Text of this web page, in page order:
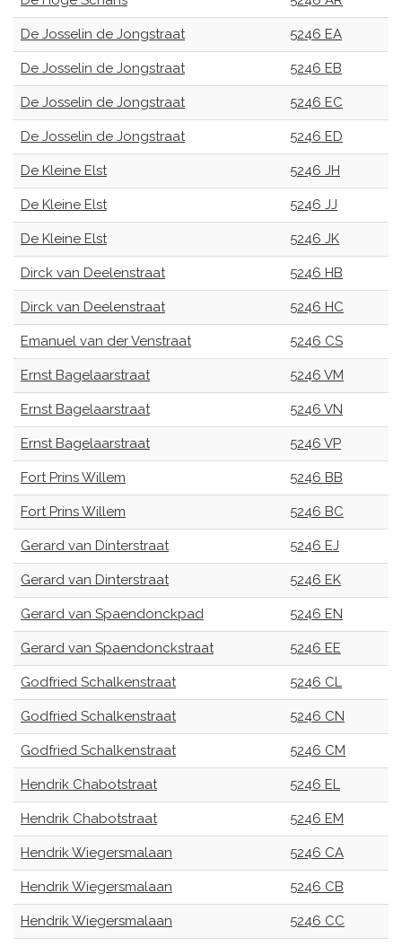
De Josselin de Jongstraat 5246 EA
De Josselin de Jongstraat 5246 EB
De Josselin de Jongstraat 5246 EC
De Josselin de Jongstraat 5246 ED
De Kleine Elst 5246 JH
De Kleine Elst 5246 JJ
De Kleine Elst 5246 JK
Dirck van Deelenstraat 5246 HB
Dirck van Deelenstraat 5246 HC
Emanuel van der Venstraat 5246 CS
Ernst Bagelaarstraat 5246 VM
Ernst Bagelaarstraat 5246 VN
Ernst Bagelaarstraat 5246 VP
Fort Prins Willem 5246 BB
Fort Prins Willem 5246 BC
Gerard van Dinterstraat 5246 EJ
Gerard van Dinterstraat 5246 EK
Gerard van Spaendonckpad 5246 EN
Gerard van Spaendonckstraat 5246 EE
Godfried Schalkenstraat 5246 CL
Godfried Schalkenstraat 5246 CN
Godfried Schalkenstraat 5246 CM
Hendrik Chabotstraat 5246 EL
Hendrik Chabotstraat 5246 EM
Hendrik Wiegersmalaan 5246 CA
Hendrik Wiegersmalaan 5246 CB
Hendrik Wiegersmalaan 5246 CC